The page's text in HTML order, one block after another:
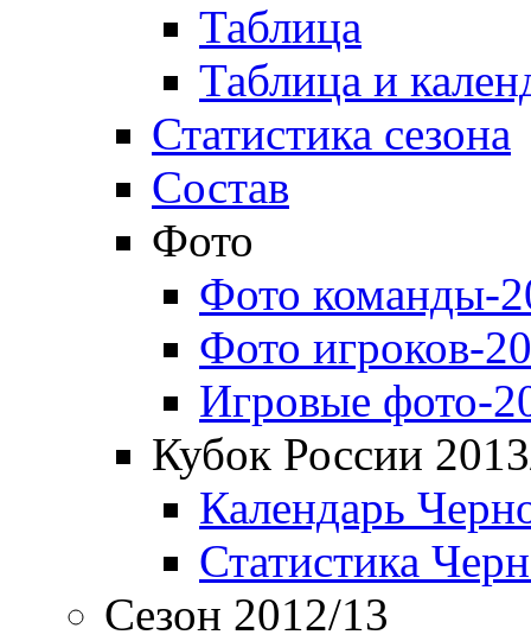
Таблица
Таблица и
Статистика сезона
Состав
Фото
Фото команды-
Фото игроков-
Игровые фото-
Кубок России
Календарь
Статистика
Сезон 2012/13